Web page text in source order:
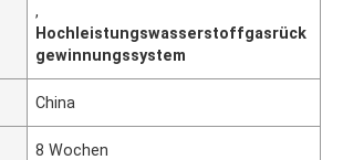
,
Hochleistungswasserstoffgasrück
gewinnungssystem
China
8 Wochen